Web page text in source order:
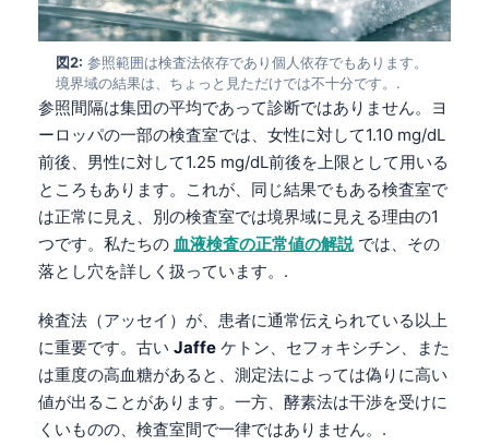
図2: 参照範囲は検査法依存であり個人依存でもあります。
境界域の結果は、ちょっと見ただけでは不十分です。.
参照間隔は集団の平均であって診断ではありません。ヨ
ーロッパの一部の検査室では、女性に対して1.10 mg/dL
前後、男性に対して1.25 mg/dL前後を上限として用いる
ところもあります。これが、同じ結果でもある検査室で
は正常に見え、別の検査室では境界域に見える理由の1
つです。私たちの 血液検査の正常値の解説では、その
落とし穴を詳しく扱っています。.
検査法（アッセイ）が、患者に通常伝えられている以上
に重要です。古い Jaffe ケトン、セフォキシチン、また
は重度の高血糖があると、測定法によっては偽りに高い
値が出ることがあります。一方、酵素法は干渉を受けに
くいものの、検査室間で一律ではありません。.